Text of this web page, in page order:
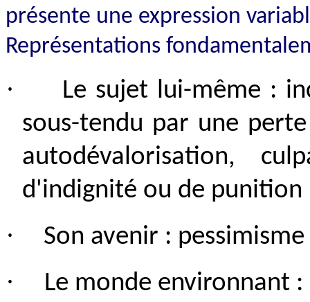
présente une expression
Représentations
·
Le sujet lui-même :
sous-tendu par une
autodévalorisation,
d'indignité ou de punition
· Son avenir :
·
Le monde environnant